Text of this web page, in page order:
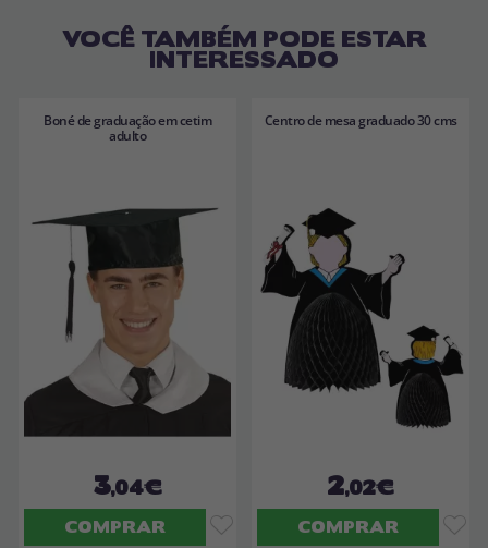
VOCÊ TAMBÉM PODE ESTAR
INTERESSADO
Boné de graduação em cetim
adulto
3,04€
COMPRAR
Centro de mesa graduado 30 cms
2,02€
COMPRAR